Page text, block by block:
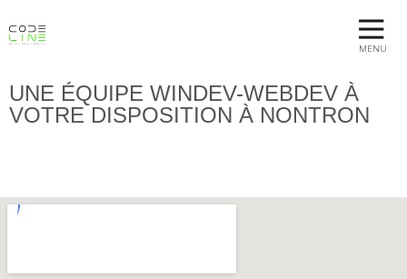
MENU
UNE ÉQUIPE WINDEV-WEBDEV À
VOTRE DISPOSITION À NONTRON